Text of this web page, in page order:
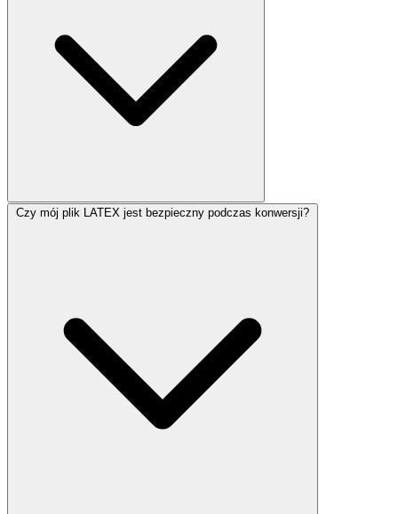
Czy mój plik LATEX jest bezpieczny podczas konwersji?